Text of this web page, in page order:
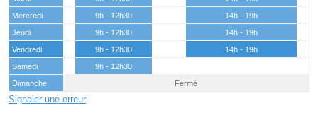
Mercredi
9h - 12h30
14h - 19h
Jeudi
9h - 12h30
14h - 19h
Vendredi
9h - 12h30
14h - 19h
Samedi
9h - 12h30
Dimanche
Fermé
Signaler une erreur